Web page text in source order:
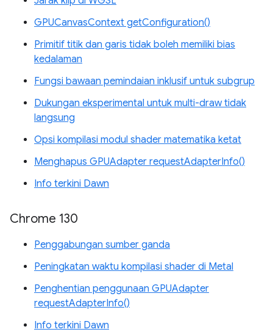
GPUCanvasContext getConfiguration()
Primitif titik dan garis tidak boleh memiliki bias
kedalaman
Fungsi bawaan pemindaian inklusif untuk subgrup
Dukungan eksperimental untuk multi-draw tidak
langsung
Opsi kompilasi modul shader matematika ketat
Menghapus GPUAdapter requestAdapterInfo()
Info terkini Dawn
Chrome 130
Penggabungan sumber ganda
Peningkatan waktu kompilasi shader di Metal
Penghentian penggunaan GPUAdapter
requestAdapterInfo()
Info terkini Dawn